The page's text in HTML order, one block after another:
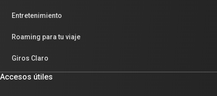
Entretenimiento
Roaming para tu viaje
Giros Claro
Accesos útiles